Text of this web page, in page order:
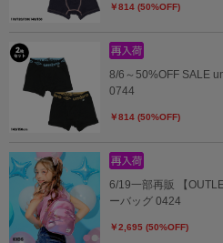
￥814 (50%OFF)
8/6～50%OFF SALE
0744
￥814 (50%OFF)
6/19一部再販 【
ーバッグ 0424
￥2,695 (50%OFF)